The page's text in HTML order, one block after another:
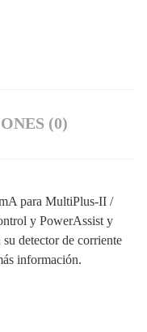
(0)
para MultiPlus-II /
y PowerAssist y
detector de corriente
información.